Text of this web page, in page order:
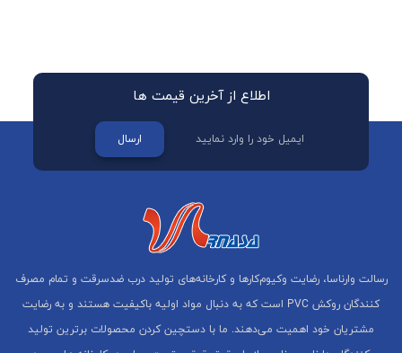
اطلاع از آخرین قیمت ها
ارسال
رسالت وارناسا، رضایت وکیوم‌کارها و کارخانه‌های تولید درب ضدسرقت و تمام مصرف
کنندگان روکش PVC است که به دنبال مواد اولیه باکیفیت هستند و به رضایت
مشتریان خود اهمیت می‌دهند. ما با دستچین کردن محصولات برترین تولید